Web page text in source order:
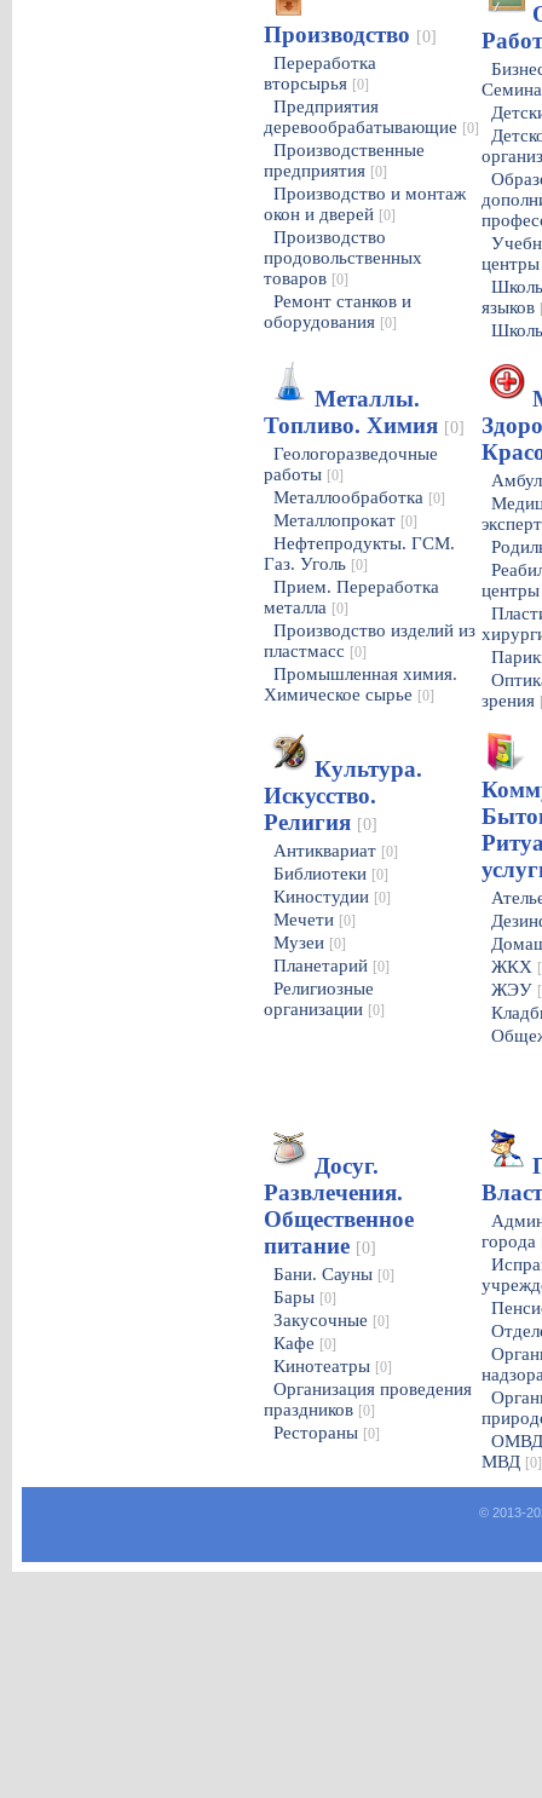
Производство [0]
Переработка
вторсырья [0]
Предприятия
деревообрабатывающие [0]
Производственные
предприятия [0]
Производство и монтаж
окон и дверей [0]
Производство
продовольственных
товаров [0]
Ремонт станков и
оборудования [0]
языков
Металлы.
Топливо. Химия [0]
Геологоразведочные
работы [0]
Металлообработка [0]
Металлопрокат [0]
Нефтепродукты. ГСМ.
Газ. Уголь [0]
Прием. Переработка
металла [0]
Производство изделий из
пластмасс [0]
Промышленная химия.
Химическое сырье [0]
зрения
Культура.
Искусство.
Религия [0]
Антиквариат [0]
Библиотеки [0]
Киностудии [0]
Мечети [0]
Музеи [0]
Планетарий [0]
Религиозные
организации [0]
ЖКХ
ЖЭУ
Досуг.
Развлечения.
Общественное
питание [0]
Бани. Сауны [0]
Бары [0]
Закусочные [0]
Кафе [0]
Кинотеатры [0]
Организация проведения
праздников [0]
Рестораны [0]
города
МВД [0]
© 2013-